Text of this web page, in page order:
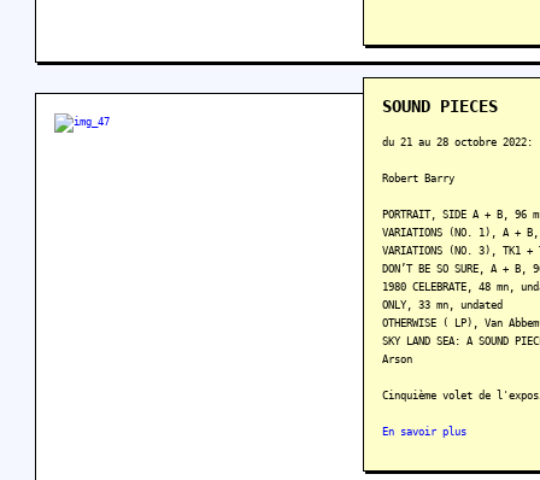
SOUND PIECES
du 21 au 28 octobre 2022:
Robert Barry
PORTRAIT, SIDE A + B, 96
VARIATIONS (NO. 1), A +
VARIATIONS (NO. 3), TK1
DON’T BE SO SURE, A + B,
1980 CELEBRATE, 48 mn,
ONLY, 33 mn, undated
OTHERWISE (‎ LP), Van
SKY LAND SEA: A SOUND
Arson
Cinquième volet de
En savoir plus